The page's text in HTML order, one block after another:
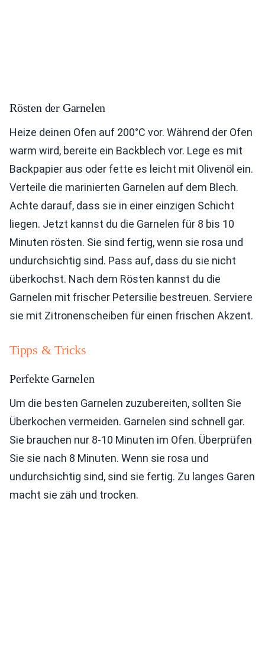
Rösten der Garnelen
Heize deinen Ofen auf 200°C vor. Während der Ofen
warm wird, bereite ein Backblech vor. Lege es mit
Backpapier aus oder fette es leicht mit Olivenöl ein.
Verteile die marinierten Garnelen auf dem Blech.
Achte darauf, dass sie in einer einzigen Schicht
liegen. Jetzt kannst du die Garnelen für 8 bis 10
Minuten rösten. Sie sind fertig, wenn sie rosa und
undurchsichtig sind. Pass auf, dass du sie nicht
überkochst. Nach dem Rösten kannst du die
Garnelen mit frischer Petersilie bestreuen. Serviere
sie mit Zitronenscheiben für einen frischen Akzent.
Tipps & Tricks
Perfekte Garnelen
Um die besten Garnelen zuzubereiten, sollten Sie
Überkochen vermeiden. Garnelen sind schnell gar.
Sie brauchen nur 8-10 Minuten im Ofen. Überprüfen
Sie sie nach 8 Minuten. Wenn sie rosa und
undurchsichtig sind, sind sie fertig. Zu langes Garen
macht sie zäh und trocken.